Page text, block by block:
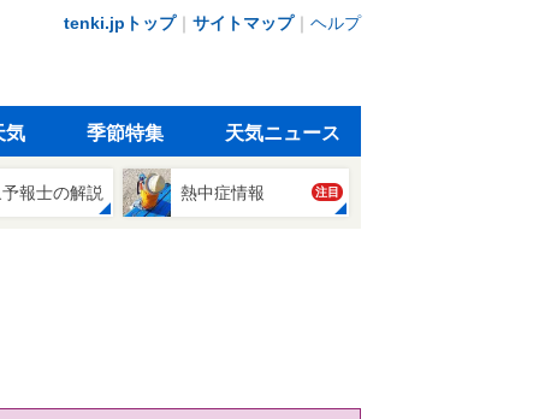
tenki.jpトップ｜ サイトマップ｜ ヘルプ
気 季節特集 天気ニュース
報士の解説 熱中症情報 注目